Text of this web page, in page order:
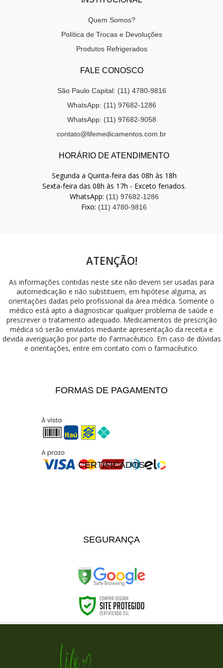
Quem Somos?
Política de Trocas e Devoluções
Produtos Refrigerados
FALE CONOSCO
São Paulo Capital: (11) 4780-9816
WhatsApp: (11) 97682-1286
WhatsApp: (11) 97682-9058
contato@lifemedicamentos.com.br
HORÁRIO DE ATENDIMENTO
Segunda a Quinta-feira das 08h às 18h
Sexta-feira das 08h às 17h - Exceto feriados.
WhatsApp: (11) 97682-1286
Fixo: (11) 4780-9816
ATENÇÃO!
As informações contidas neste site não devem ser usadas para
automedicação e não substituem, em hipótese alguma, as
orientações dadas pelo profissional da área médica. Somente o
médico está apto a diagnosticar qualquer problema de saúde e
prescrever o tratamento adequado. Medicamentos de prescrição
médica só serão enviados mediante apresentação da receita e
devida averiguação por parte do Farmacêutico. Em caso de dúvidas
e orientações, entre em contato com o farmacêutico.
FORMAS DE PAGAMENTO
CERTIFICADOS
SEGURANÇA